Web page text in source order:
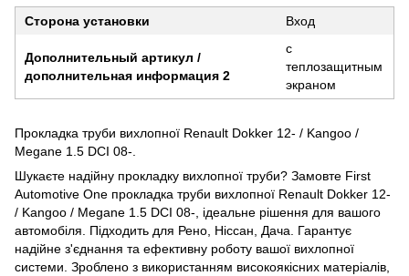
Сторона установки Вход
Дополнительный артикул /
дополнительная информация 2
с
теплозащитным
экраном
Прокладка труби вихлопної Renault Dokker 12- / Kangoo /
Megane 1.5 DCI 08-.
Шукаєте надійну прокладку вихлопної труби? Замовте First
Automotive One прокладка труби вихлопної Renault Dokker 12-
/ Kangoo / Megane 1.5 DCI 08-, ідеальне рішення для вашого
автомобіля. Підходить для Рено, Ніссан, Дача. Гарантує
надійне з'єднання та ефективну роботу вашої вихлопної
системи. Зроблено з використанням високоякісних матеріалів,